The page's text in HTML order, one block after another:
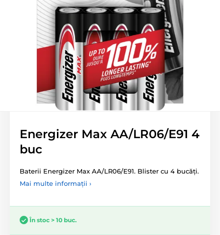
Energizer Max AA/LR06/E91 4
buc
Baterii Energizer Max AA/LR06/E91. Blister cu 4 bucăți.
Mai multe informații ›
În stoc > 10 buc.